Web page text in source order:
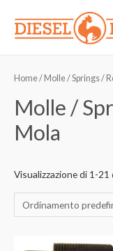
contenuto
Home/ Molle / Springs /
Molle /
Mola
Visualizzazione di 1-